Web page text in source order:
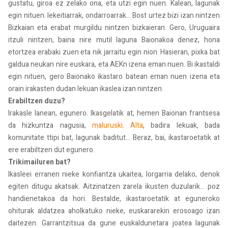
gustatu, giroa ez zelako ona, eta utzi egin nuen. Kalean, lagunak
egin nituen: lekeitiarrak, ondarroarrak... Bost urtez bizi izan nintzen
Bizkaian eta erabat murgildu nintzen bizkaieran. Gero, Uruguaira
itzuli nintzen, baina nire mutil laguna Baionakoa denez, hona
etortzea erabaki zuen eta nik jarraitu egin nion. Hasieran, pixka bat
galdua neukan nire euskara, eta AEKn izena eman nuen. Bi ikastaldi
egin nituen, gero Baionako ikastaro batean eman nuen izena eta
orain irakasten dudan lekuan ikaslea izan nintzen.
Erabiltzen duzu?
Irakasle lanean, egunero. Ikasgelatik at, hemen Baionan frantsesa
da hizkuntza nagusia, maluruski.Alta, badira lekuak, bada
komunitate ttipi bat, lagunak baditut... Beraz, bai, ikastaroetatik at
ere erabiltzen dut egunero.
Trikimailuren bat?
Ikasleei erranen nieke konfiantza ukaitea, lorgarria delako, denok
egiten ditugu akatsak. Aitzinatzen zarela ikusten duzularik... poz
handienetakoa da hori. Bestalde, ikastaroetatik at eguneroko
ohiturak aldatzea aholkatuko nieke, euskararekin erosoago izan
daitezen. Garrantzitsua da gune euskaldunetara joatea lagunak